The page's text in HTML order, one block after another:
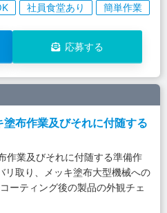
社員食堂あり 簡単作業
応募する
布作業及びそれに付随する
作業及びそれに付随する準備作
リ取り、メッキ塗布大型機械への
ーティング後の製品の外観チェ